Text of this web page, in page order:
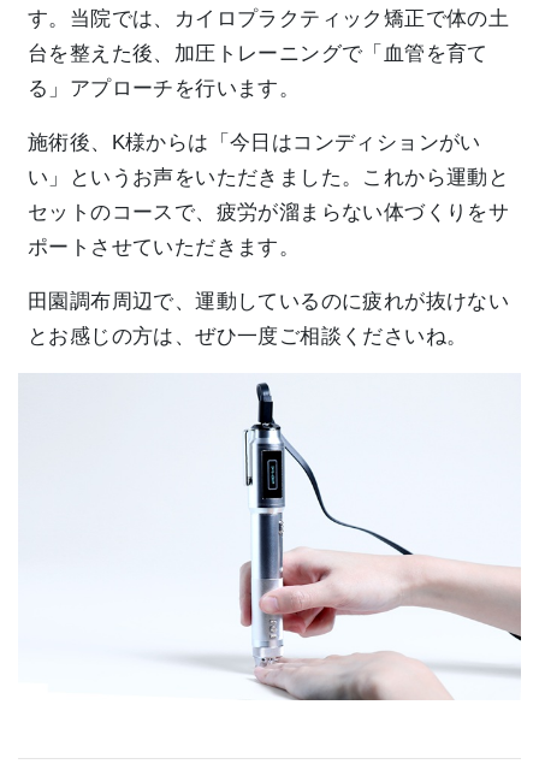
す。当院では、カイロプラクティック矯正で体の土
台を整えた後、加圧トレーニングで「血管を育て
る」アプローチを行います。
施術後、K様からは「今日はコンディションがい
い」というお声をいただきました。これから運動と
セットのコースで、疲労が溜まらない体づくりをサ
ポートさせていただきます。
田園調布周辺で、運動しているのに疲れが抜けない
とお感じの方は、ぜひ一度ご相談くださいね。